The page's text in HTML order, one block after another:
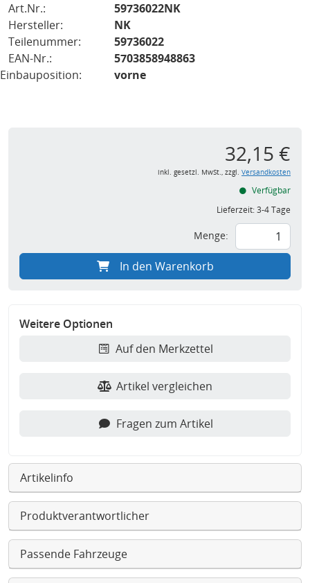
Art.Nr.:
59736022NK
Hersteller:
NK
Teilenummer:
59736022
EAN-Nr.:
5703858948863
Einbauposition:
vorne
32,15 €
inkl. gesetzl. MwSt., zzgl. Versandkosten
Verfügbar
Lieferzeit:3-4 Tage
Menge:
In den Warenkorb
Weitere Optionen
Auf den Merkzettel
Artikel vergleichen
Fragen zum Artikel
Artikelinfo
Produktverantwortlicher
Passende Fahrzeuge